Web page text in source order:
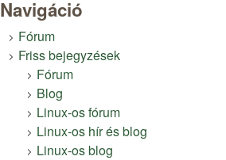
Navigáció
Fórum
Friss bejegyzések
Fórum
Blog
Linux-os fórum
Linux-os hír és blog
Linux-os blog